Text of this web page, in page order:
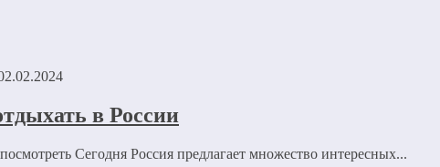
в России
Сегодня Россия предлагает множество интересных...